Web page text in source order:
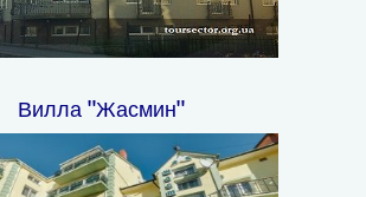
Вилла "Жасмин"